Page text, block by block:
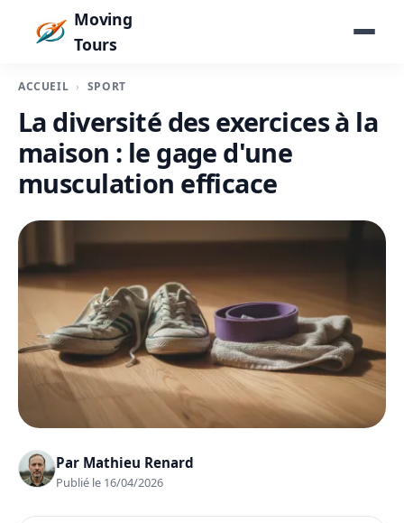
Moving
Tours
ACCUEIL SPORT
La diversité des exercices à la
maison : le gage d'une
musculation efficace
Par Mathieu Renard
Publié le 16/04/2026